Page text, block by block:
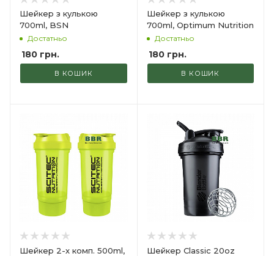
Шейкер з кулькою
700ml, BSN
Достатньо
180 грн.
В КОШИК
Шейкер з кулькою
700ml, Optimum Nutrition
Достатньо
180грн.
В КОШИК
Шейкер 2-х комп. 500ml,
Шейкер Classic 20oz